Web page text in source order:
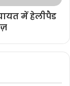
में हेलीपैड